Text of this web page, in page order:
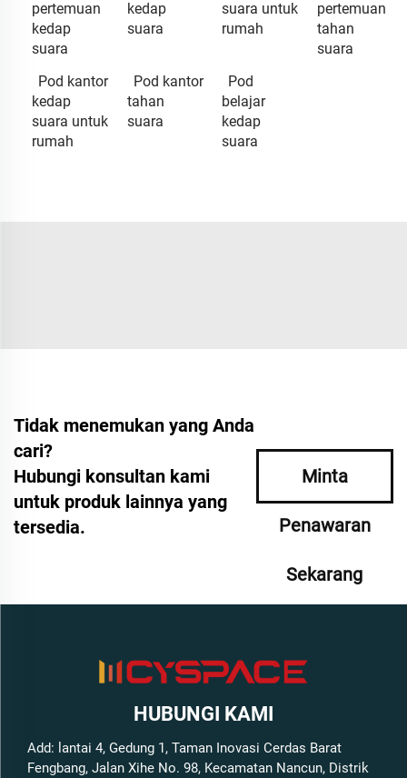
pertemuan
kedap
suara
kedap
suara
suara untuk
rumah
pertemuan
tahan
suara
Pod kantor
kedap
suara untuk
rumah
Pod kantor
tahan
suara
Pod
belajar
kedap
suara
Tidak menemukan yang Anda
cari?
Hubungi konsultan kami
untuk produk lainnya yang
tersedia.
Minta
Penawaran
Sekarang
HUBUNGI KAMI
Add: lantai 4, Gedung 1, Taman Inovasi Cerdas Barat
Fengbang, Jalan Xihe No. 98, Kecamatan Nancun, Distrik